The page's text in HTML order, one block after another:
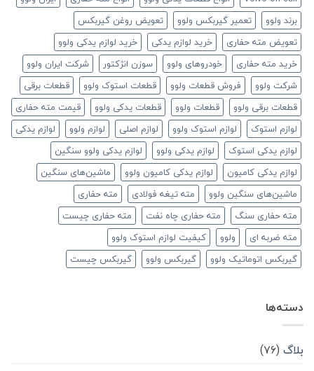
برند ولوو
تعمیر گیربکس ولوو
تعویض روغن گیربکس
تعویض مته حفاری
خرید لوازم یدکی
خرید لوازم یدکی ولوو
خرید مته حفاری
خودروهای ولوو سوزن انژکتور
شرکت ایران ولوو
شرکت ولوو
فروش قطعات ولوو قطعات استوک ولوو
قطعات برقی
قطعات برقی ولوو
قطعات ولوو قطعات یدکی ولوو
قیمت مته حفاری
لوازم استوک
لوازم استوک ولوو لوازم اصلی لوازم ولوو
لوازم یدکی
لوازم یدکی استوک
لوازم یدکی ولوو
لوازم یدکی ولوو سنگین
لوازم یدکی کامیون
لوازم یدکی کامیون ولوو
ماشین‌های سنگین
ماشین‌های سنگین ولوو
مته تیغه فولادی
مته حفاری
مته حفاری سنگ
مته حفاری چاه نفت
مته حفاری چیست
مته ضربه ای
ولوو
کیفیت لوازم استوک ولوو
گیربکس اتوماتیک ولوو
گیربکس ولوو گیربکس چیست
دسته‌ها
بلاگ (۷۶)